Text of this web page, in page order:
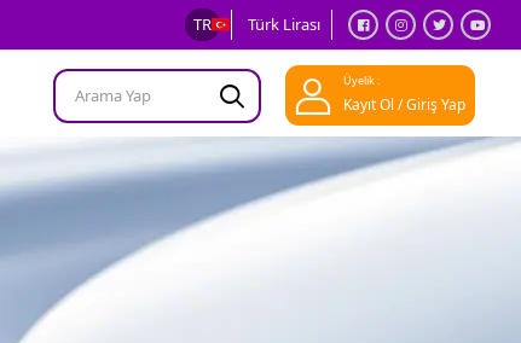
TR Türk Lirası
Üyelik :
Kayıt Ol / Giriş Yap